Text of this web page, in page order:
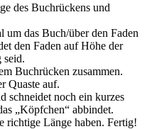
des Buchrückens und
das Buch/über den Faden
den Faden auf Höhe der
seid.
Buchrücken zusammen.
Quaste auf.
schneidet noch ein kurzes
„Köpfchen“ abbindet.
richtige Länge haben. Fertig!